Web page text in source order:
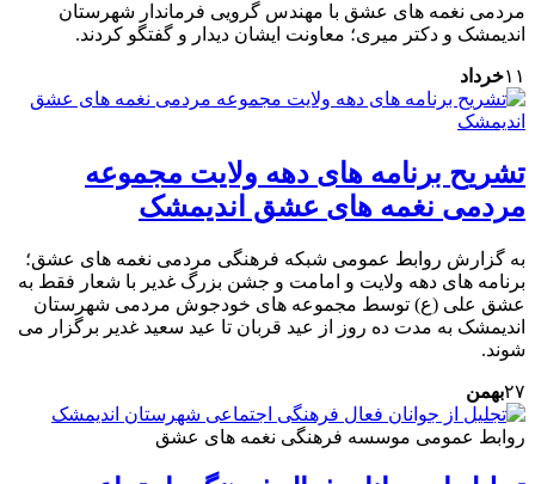
مردمی نغمه های عشق با مهندس گرویی فرماندار شهرستان
اندیمشک و دکتر میری؛ معاونت ایشان دیدار و گفتگو کردند.
۱۱خرداد
تشریح برنامه های دهه ولایت مجموعه
مردمی نغمه های عشق اندیمشک
به گزارش روابط عمومی شبکه فرهنگی مردمی نغمه های عشق؛
برنامه های دهه ولایت و امامت و جشن بزرگ غدیر با شعار فقط به
عشق علی (ع) توسط مجموعه های خودجوش مردمی شهرستان
اندیمشک به مدت ده روز از عید قربان تا عید سعید غدیر برگزار می
شوند.
۲۷بهمن
روابط عمومی موسسه فرهنگی نغمه های عشق